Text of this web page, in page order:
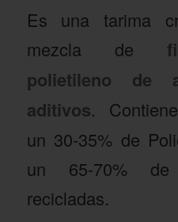
Es una tarima
mezcla de
polietileno de
aditivos.
un 30-35% de
un 65-70% de
recicladas.